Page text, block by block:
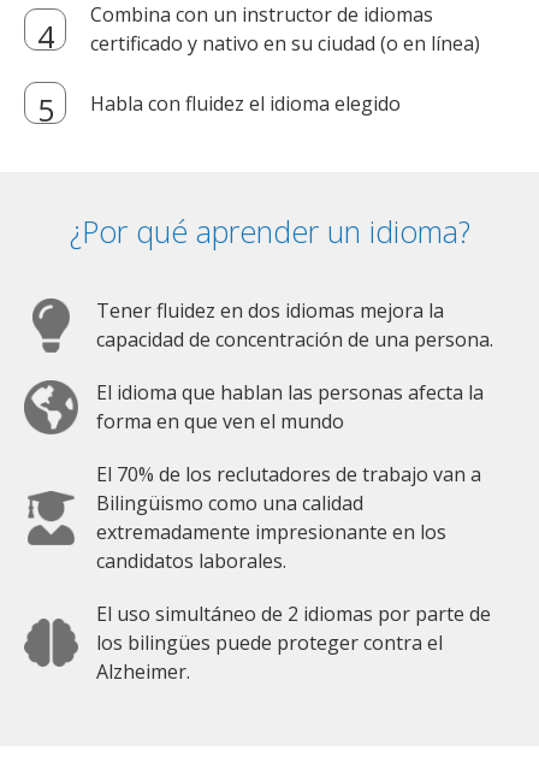
Combina con un instructor de idiomas
certificado y nativo en su ciudad (o en línea)
Habla con fluidez el idioma elegido
¿Por qué aprender un idioma?
Tener fluidez en dos idiomas mejora la
capacidad de concentración de una persona.
El idioma que hablan las personas afecta la
forma en que ven el mundo
El 70% de los reclutadores de trabajo van a
Bilingüismo como una calidad
extremadamente impresionante en los
candidatos laborales.
El uso simultáneo de 2 idiomas por parte de
los bilingües puede proteger contra el
Alzheimer.